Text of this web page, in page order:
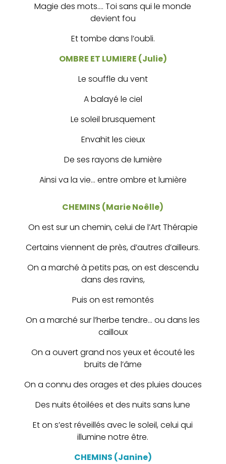
Magie des mots…. Toi sans qui le monde
devient fou
Et tombe dans l’oubli.
OMBRE ET LUMIERE (Julie)
Le souffle du vent
A balayé le ciel
Le soleil brusquement
Envahit les cieux
De ses rayons de lumière
Ainsi va la vie… entre ombre et lumière
CHEMINS (Marie Noêlle)
On est sur un chemin, celui de l’Art Thérapie
Certains viennent de près, d’autres d’ailleurs.
On a marché à petits pas, on est descendu
dans des ravins,
Puis on est remontés
On a marché sur l’herbe tendre… ou dans les
cailloux
On a ouvert grand nos yeux et écouté les
bruits de l’âme
On a connu des orages et des pluies douces
Des nuits étoilées et des nuits sans lune
Et on s’est réveillés avec le soleil, celui qui
illumine notre être.
CHEMINS (Janine)